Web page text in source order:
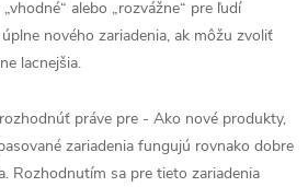
alebo „rozvážne“ pre ľudí
nového zariadenia, ak môžu zvoliť
lacnejšia.
práve pre - Ako nové produkty,
zariadenia fungujú rovnako dobre
Rozhodnutím sa pre tieto zariadenia